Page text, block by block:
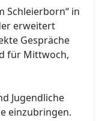
Schleierborn“ in
erweitert
Gespräche
für Mittwoch,
Jugendliche
einzubringen.